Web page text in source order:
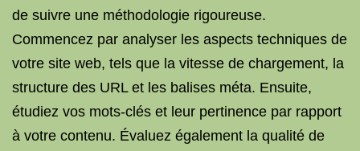
de suivre une méthodologie rigoureuse.
Commencez par analyser les aspects techniques de
votre site web, tels que la vitesse de chargement, la
structure des URL et les balises méta. Ensuite,
étudiez vos mots-clés et leur pertinence par rapport
à votre contenu. Évaluez également la qualité de